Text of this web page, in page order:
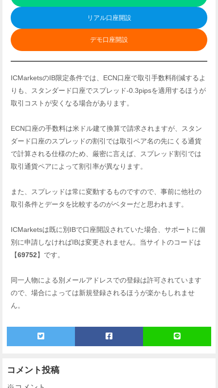
リアル口座開設
デモ口座開設
ICMarketsのIB限定条件では、ECN口座で取引手数料削減するよ
りも、スタンダード口座でスプレッド-0.3pipsを適用するほうが
取引コストが安くなる場合があります。
ECN口座の手数料は米ドル建て換算で請求されますが、スタン
ダード口座のスプレッドの割引では取引ペア名の先にくる通貨
で計算される仕様のため、厳密に言えば、スプレッド割引では
取引通貨ペアによって割引率が異なります。
また、スプレッドは常に変動するものですので、事前に他社の
取引条件とデータを比較するのがベターだと思われます。
ICMarketsは既に別IBで口座開設されていた場合、サポートに個
別に申請しなければIBは変更されません。当サイトのコードは
【69752】です。
同一人物による別メールアドレスでの登録は許可されています
ので、場合によっては新規登録されるほうが楽かもしれませ
ん。
コメント投稿